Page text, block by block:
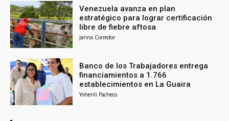
Venezuela avanza en plan
estratégico para lograr certificación
libre de fiebre aftosa
Janna Corredor
Banco de los Trabajadores entrega
financiamientos a 1.766
establecimientos en La Guaira
Yohenli Pacheco